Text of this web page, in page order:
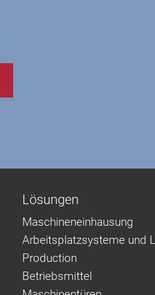
Lösungen
Maschineneinhausung
Arbeitsplatzsysteme und
Production
Betriebsmittel